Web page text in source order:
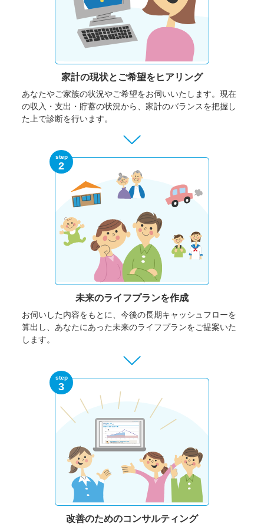
家計の現状と ご希望をヒアリング
あなたやご家族の状況やご希望をお伺いいたします。 現在
の収入・支出・貯蓄の状況から、家計のバランスを把握し
た上で診断を行います。
step
2
未来のライフプランを作成
お伺いした内容をもとに、今後の長期キャッシュフローを
算出し、あなたにあった未来のライフプランをご提案いた
します。
step
3
改善のためのコンサルティング